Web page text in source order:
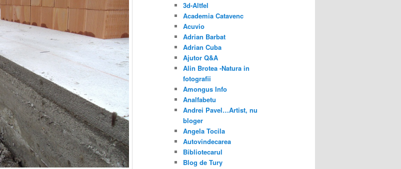
3d-Altfel
Academia Catavenc
Acuvio
Adrian Barbat
Adrian Cuba
Ajutor Q&A
Alin Brotea -Natura in
fotografii
Amongus Info
Analfabetu
Andrei Pavel…Artist, nu
bloger
Angela Tocila
Autovindecarea
Bibliotecarul
Blog de Tury